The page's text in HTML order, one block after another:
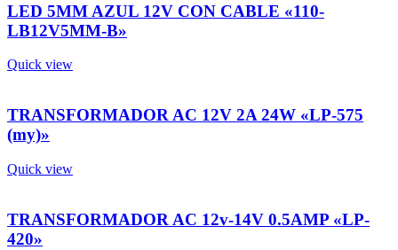
LED 5MM AZUL 12V CON CABLE «110-
LB12V5MM-B»
Quick view
TRANSFORMADOR AC 12V 2A 24W «LP-575
(my)»
Quick view
TRANSFORMADOR AC 12v-14V 0.5AMP «LP-
420»